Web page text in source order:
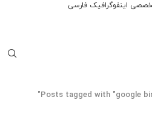
اینفوگرافیک فارسی
Posts tagged with "google